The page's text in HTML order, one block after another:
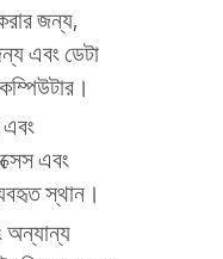
জন্য,
এবং ডেটা
এবং
স্থান।
অন্যান্য